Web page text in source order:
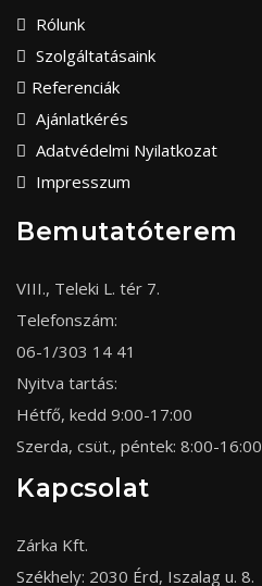
Rólunk
Szolgáltatásaink
Referenciák
Ajánlatkérés
Adatvédelmi Nyilatkozat
Impresszum
Bemutatóterem
VIII., Teleki L. tér 7.
Telefonszám:
06-1/303 14 41
Nyitva tartás:
Hétfő, kedd 9:00-17:00
Szerda, csüt., péntek: 8:00-16:00
Kapcsolat
Zárka Kft.
Székhely: 2030 Érd, Iszalag u. 8.